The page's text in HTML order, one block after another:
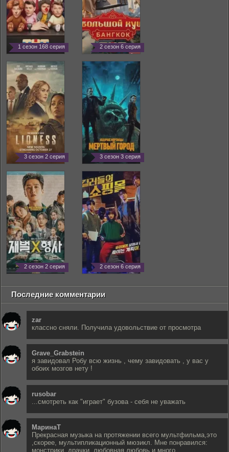
1 сезон 168 серия 2 сезон 6 серия
3 сезон 2 серия 3 сезон 3 серия
2 сезон 2 серия 2 сезон 6 серия
Последние комментарии
zar
классно сняли. Получила удовольствие от просмотра
Grave_Grabstein
я завидовал Робу всю жизнь , чему завидовать , у вас у
обоих мозгов нету !
rusobar
...смотреть как "играет" бузова - себя не уважать
МаринаТ
Прекрасная музыка на протяжении всего мультфильма,это
,скорее, мультипликационный мюзикл. Мне понравился:
монстрики, драчки, любовная любовь и много